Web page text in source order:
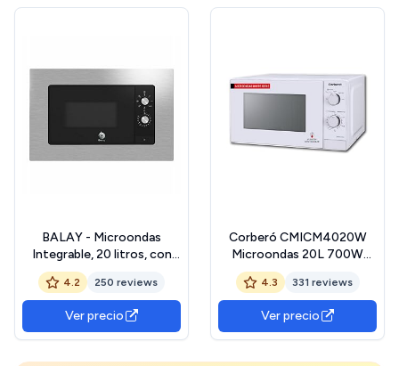
BALAY - Microondas
Integrable, 20 litros, con
Marco, Grill, Iluminación
LED, Asistente de Limpieza
Aqualisis, Negro y Acero
Inoxidable, 3CG6112X3
4.2 250 reviews
Ver precio
Corberó CMICM4020W
Microondas 20L 700W
Blanco
4.3 331 reviews
Ver precio